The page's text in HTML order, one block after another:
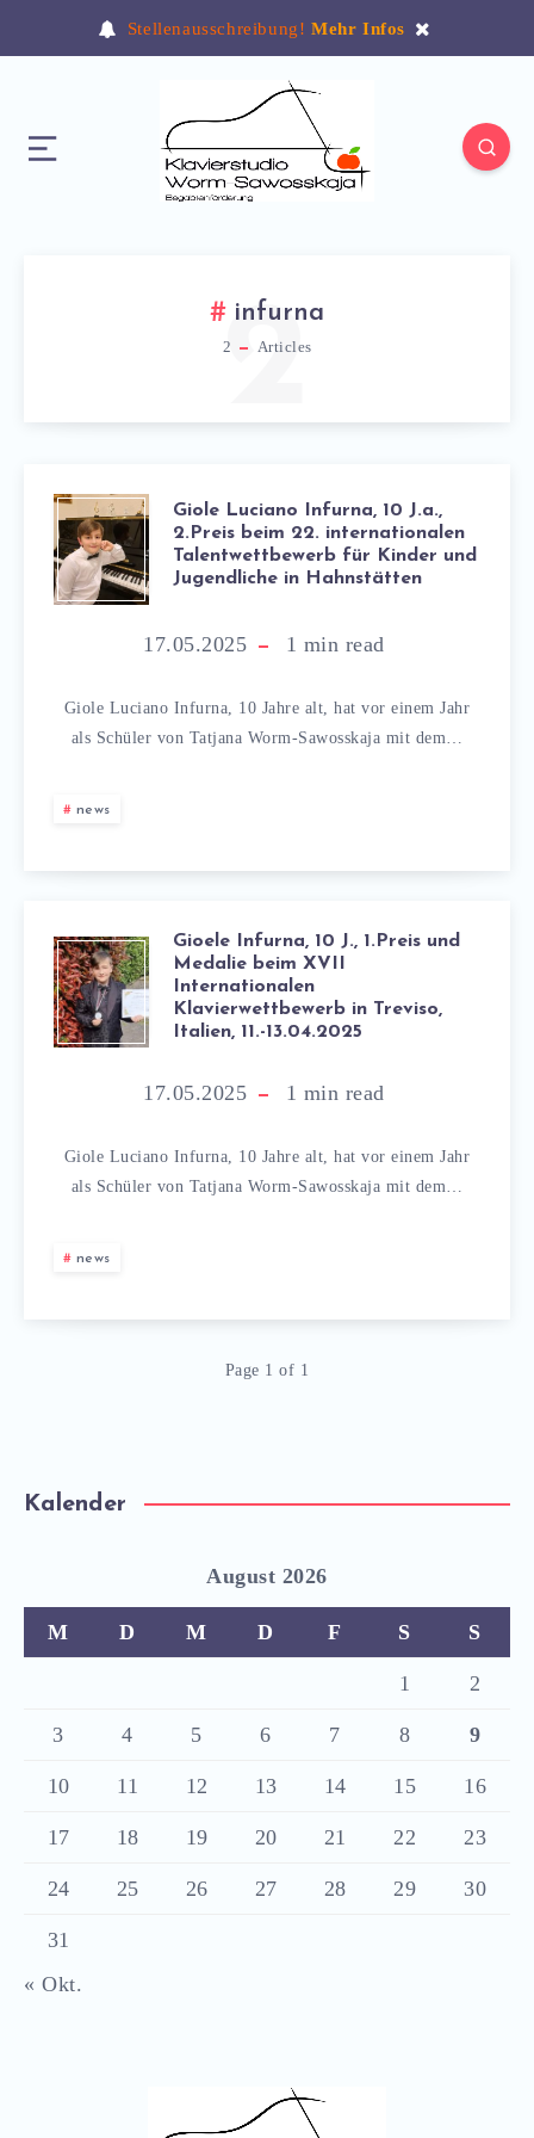
Stellenausschreibung!Mehr Infos
infurna
2 Articles
2
Giole Luciano Infurna, 10 J.a.,
2.Preis beim 22. internationalen
Talentwettbewerb für Kinder und
Jugendliche in Hahnstätten
17.05.2025 1 min read
Giole Luciano Infurna, 10 Jahre alt, hat vor einem Jahr
als Schüler von Tatjana Worm-Sawosskaja mit dem…
news
Gioele Infurna, 10 J., 1.Preis und
Medalie beim XVII
Internationalen
Klavierwettbewerb in Treviso,
Italien, 11.-13.04.2025
17.05.2025 1 min read
Giole Luciano Infurna, 10 Jahre alt, hat vor einem Jahr
als Schüler von Tatjana Worm-Sawosskaja mit dem…
news
Page 1 of 1
Kalender
August 2026
M D M D F S S
1 2
3 4 5 6 7 8 9
10 11 12 13 14 15 16
17 18 19 20 21 22 23
24 25 26 27 28 29 30
31
« Okt.